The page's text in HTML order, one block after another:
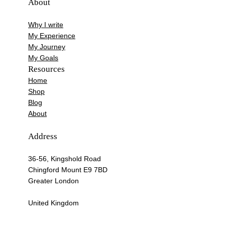
About
Why I write
My Experience
My Journey
My Goals
Resources
Home
Shop
Blog
About
Address
36-56, Kingshold Road
Chingford Mount E9 7BD
Greater London
United Kingdom